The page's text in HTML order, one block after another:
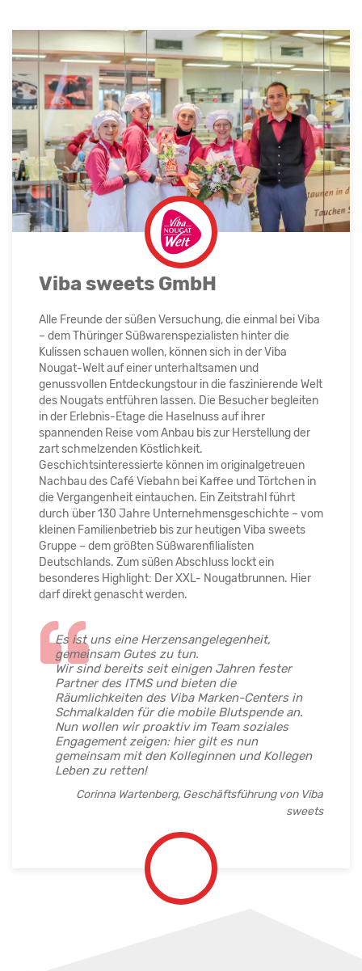
Viba sweets GmbH
Alle Freunde der süßen Versuchung, die einmal bei Viba
– dem Thüringer Süßwarenspezialisten hinter die
Kulissen schauen wollen, können sich in der Viba
Nougat-Welt auf einer unterhaltsamen und
genussvollen Entdeckungstour in die faszinierende Welt
des Nougats entführen lassen. Die Besucher begleiten
in der Erlebnis-Etage die Haselnuss auf ihrer
spannenden Reise vom Anbau bis zur Herstellung der
zart schmelzenden Köstlichkeit.
Geschichtsinteressierte können im originalgetreuen
Nachbau des Café Viebahn bei Kaffee und Törtchen in
die Vergangenheit eintauchen. Ein Zeitstrahl führt
durch über 130 Jahre Unternehmensgeschichte – vom
kleinen Familienbetrieb bis zur heutigen Viba sweets
Gruppe – dem größten Süßwarenfilialisten
Deutschlands. Zum süßen Abschluss lockt ein
besonderes Highlight: Der XXL- Nougatbrunnen. Hier
darf direkt genascht werden.
Es ist uns eine Herzensangelegenheit,
gemeinsam Gutes zu tun.
Wir sind bereits seit einigen Jahren fester
Partner des ITMS und bieten die
Räumlichkeiten des Viba Marken-Centers in
Schmalkalden für die mobile Blutspende an.
Nun wollen wir proaktiv im Team soziales
Engagement zeigen: hier gilt es nun
gemeinsam mit den Kolleginnen und Kollegen
Leben zu retten!
Corinna Wartenberg, Geschäftsführung von Viba
sweets